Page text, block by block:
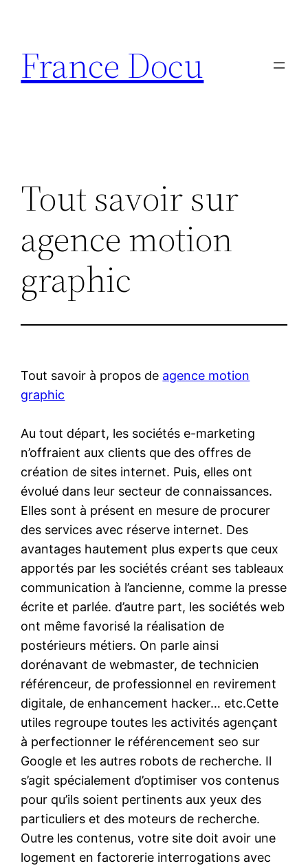
contenu
France Docu
Tout savoir sur
agence motion
graphic
Tout savoir à propos de agence motion
graphic
Au tout départ, les sociétés e-marketing
n’offraient aux clients que des offres de
création de sites internet. Puis, elles ont
évolué dans leur secteur de connaissances.
Elles sont à présent en mesure de procurer
des services avec réserve internet. Des
avantages hautement plus experts que ceux
apportés par les sociétés créant ses tableaux
communication à l’ancienne, comme la presse
écrite et parlée. d’autre part, les sociétés web
ont même favorisé la réalisation de
postérieurs métiers. On parle ainsi
dorénavant de webmaster, de technicien
référenceur, de professionnel en revirement
digitale, de enhancement hacker… etc.Cette
utiles regroupe toutes les activités agençant
à perfectionner le référencement seo sur
Google et les autres robots de recherche. Il
s’agit spécialement d’optimiser vos contenus
pour qu’ils soient pertinents aux yeux des
particuliers et des moteurs de recherche.
Outre les contenus, votre site doit avoir une
logement en factorerie interrogations avec